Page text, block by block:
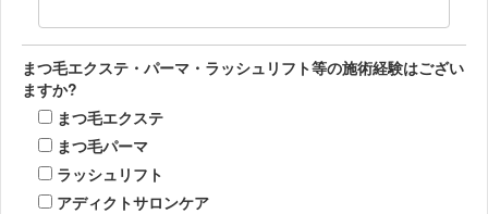
まつ毛エクステ・パーマ・ラッシュリフト等の施術経験はござい
ますか?
まつ毛エクステ
まつ毛パーマ
ラッシュリフト
アディクトサロンケア